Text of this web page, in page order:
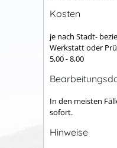
Kosten
je nach Stadt-
Werkstatt oder
5,00 - 8,00
In den meisten
sofort.
Hinweise